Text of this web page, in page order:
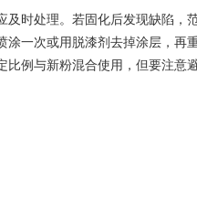
时处理。若固化后发现缺陷
一次或用脱漆剂去掉涂层，再重
例与新粉混合使用，但要注